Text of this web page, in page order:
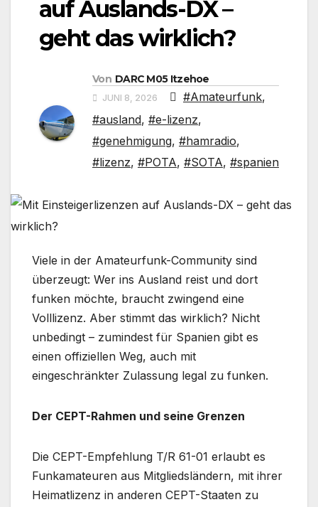
auf Auslands-DX –
geht das wirklich?
Von DARC M05 Itzehoe
JUNI 8, 2026 #Amateurfunk,
#ausland, #e-lizenz,
#genehmigung, #hamradio,
#lizenz, #POTA, #SOTA, #spanien
Viele in der Amateurfunk-Community sind
überzeugt: Wer ins Ausland reist und dort
funken möchte, braucht zwingend eine
Volllizenz. Aber stimmt das wirklich? Nicht
unbedingt – zumindest für Spanien gibt es
einen offiziellen Weg, auch mit
eingeschränkter Zulassung legal zu funken.
Der CEPT-Rahmen und seine Grenzen
Die CEPT-Empfehlung T/R 61-01 erlaubt es
Funkamateuren aus Mitgliedsländern, mit ihrer
Heimatlizenz in anderen CEPT-Staaten zu